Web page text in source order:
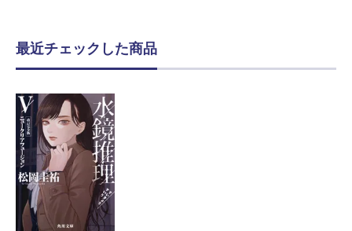
最近チェックした商品